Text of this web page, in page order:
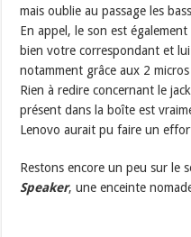
mais oublie au passage les
En appel, le son est
bien votre correspondant et
notamment grâce aux 2
Rien à redire concernant le
présent dans la boîte est
Lenovo aurait pu faire un
Restons encore un peu sur le
Speaker, une enceinte